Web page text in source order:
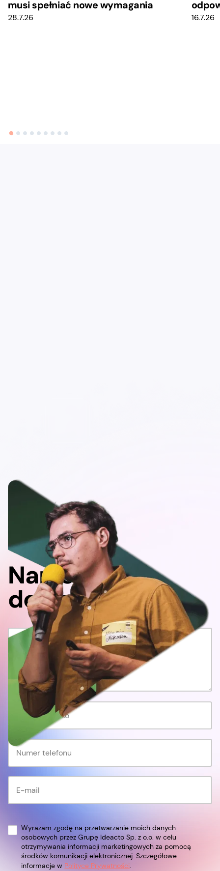
musi spełniać nowe wymagania
28.7.26 16.7.26
Napisz
do nas!
Wyrażam zgodę na przetwarzanie moich danych
osobowych przez Grupę Ideacto Sp. z o.o. w celu
otrzymywania informacji marketingowych za pomocą
środków komunikacji elektronicznej. Szczegółowe
informacje w Polityce Prywatności.